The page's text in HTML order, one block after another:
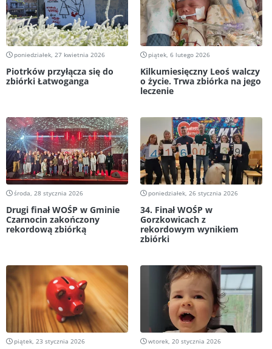
poniedziałek, 27 kwietnia 2026
Piotrków przyłącza się do
zbiórki Łatwoganga
piątek, 6 lutego 2026
Kilkumiesięczny Leoś walczy
o życie. Trwa zbiórka na jego
leczenie
środa, 28 stycznia 2026
Drugi finał WOŚP w Gminie
Czarnocin zakończony
rekordową zbiórką
poniedziałek, 26 stycznia 2026
34. Finał WOŚP w
Gorzkowicach z
rekordowym wynikiem
zbiórki
piątek, 23 stycznia 2026 wtorek, 20 stycznia 2026